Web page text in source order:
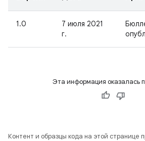
1.0
7 июля 2021
г.
Эта информация оказалась
Контент и образцы кода на этой странице